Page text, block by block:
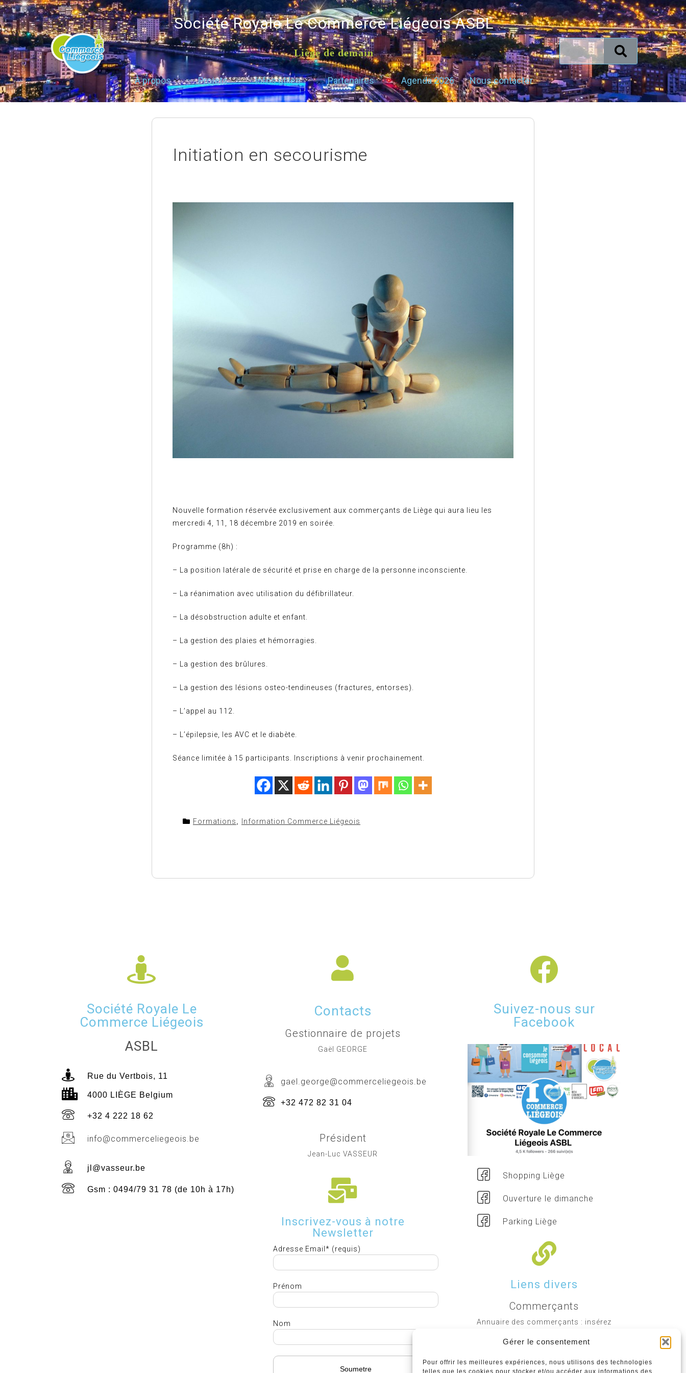
Gérer le consentement
Pour offrir les meilleures expériences, nous utilisons des technologies
telles que les cookies pour stocker et/ou accéder aux informations des
Société Royale Le Commerce Liégeois ASBL
Liège de demain
À propos Projets Infos utiles Partenaires Agenda 2026 Nous contacter
Initiation en secourisme
Nouvelle formation réservée exclusivement aux commerçants de Liège qui aura lieu les
mercredi 4, 11, 18 décembre 2019 en soirée.
Programme (8h) :
– La position latérale de sécurité et prise en charge de la personne inconsciente.
– La réanimation avec utilisation du défibrillateur.
– La désobstruction adulte et enfant.
– La gestion des plaies et hémorragies.
– La gestion des brûlures.
– La gestion des lésions osteo-tendineuses (fractures, entorses).
– L’appel au 112.
– L’épilepsie, les AVC et le diabète.
Séance limitée à 15 participants. Inscriptions à venir prochainement.
Formations Information Commerce Liégeois
Société Royale Le
Commerce Liégeois
ASBL
Rue du Vertbois, 11
4000 LIÈGE Belgium
+32 4 222 18 62
info@commerceliegeois.be
jl@vasseur.be
Gsm : 0494/79 31 78 (de 10h à 17h)
Contacts
Gestionnaire de projets
Gaël GEORGE
gael.george@commerceliegeois.be
+32 472 82 31 04
Président
Jean-Luc VASSEUR
Inscrivez-vous à notre
Newsletter
Adresse Email* (requis)
Prénom
Nom
Suivez-nous sur
Facebook
Shopping Liège
Ouverture le dimanche
Parking Liège
Liens divers
Commerçants
Annuaire des commerçants : insérez
annuaire sur notre site ci-dessous